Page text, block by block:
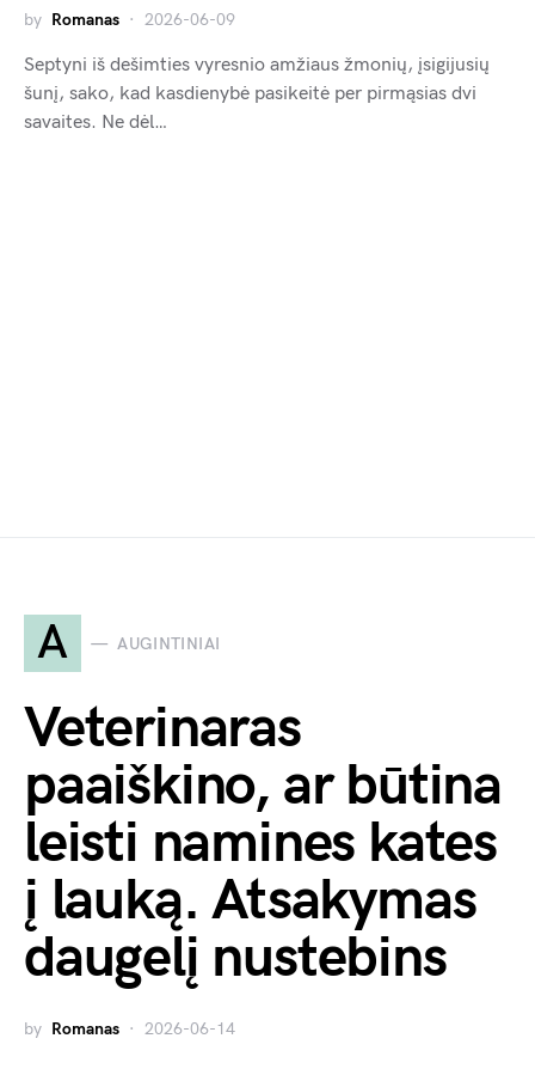
by Romanas 2026-06-09
Septyni iš dešimties vyresnio amžiaus žmonių, įsigijusių
šunį, sako, kad kasdienybė pasikeitė per pirmąsias dvi
savaites. Ne dėl…
A AUGINTINIAI
Veterinaras
paaiškino, ar būtina
leisti namines kates
į lauką. Atsakymas
daugelį nustebins
by Romanas 2026-06-14